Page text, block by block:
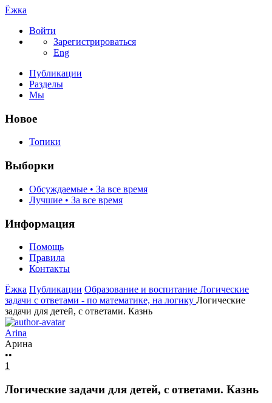
Ёжка
Войти
Зарегистрироваться
Eng
Публикации
Разделы
Мы
Новое
Топики
Выборки
Обсуждаемые • За все время
Лучшие • За все время
Информация
Помощь
Правила
Контакты
Ёжка Публикации Образование и воспитание Логические
задачи с ответами - по математике, на логику Логические
задачи для детей, с ответами. Казнь
Arina
Арина
••
1
Логические задачи для детей, с ответами. Казнь